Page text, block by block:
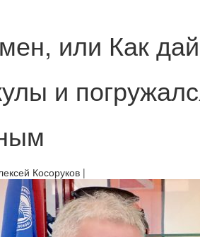
или Как
и
Косоруков |